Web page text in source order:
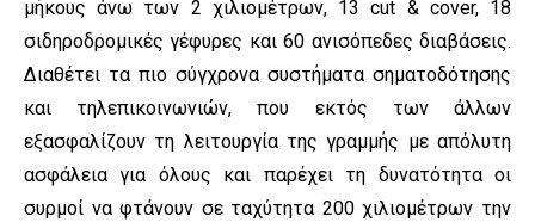
μήκους άνω των 2 χιλιομέτρων, 13 cut & cover, 18
σιδηροδρομικές γέφυρες και 60 ανισόπεδες διαβάσεις.
Διαθέτει τα πιο σύγχρονα συστήματα σηματοδότησης
και τηλεπικοινωνιών, που εκτός των άλλων
εξασφαλίζουν τη λειτουργία της γραμμής με απόλυτη
ασφάλεια για όλους και παρέχει τη δυνατότητα οι
συρμοί να φτάνουν σε ταχύτητα 200 χιλιομέτρων την